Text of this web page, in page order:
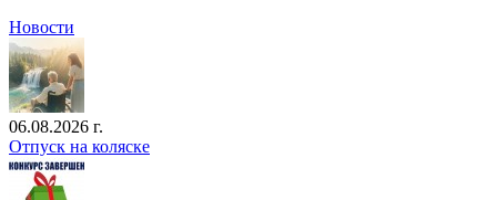
Новости
06.08.2026 г.
Отпуск на коляске